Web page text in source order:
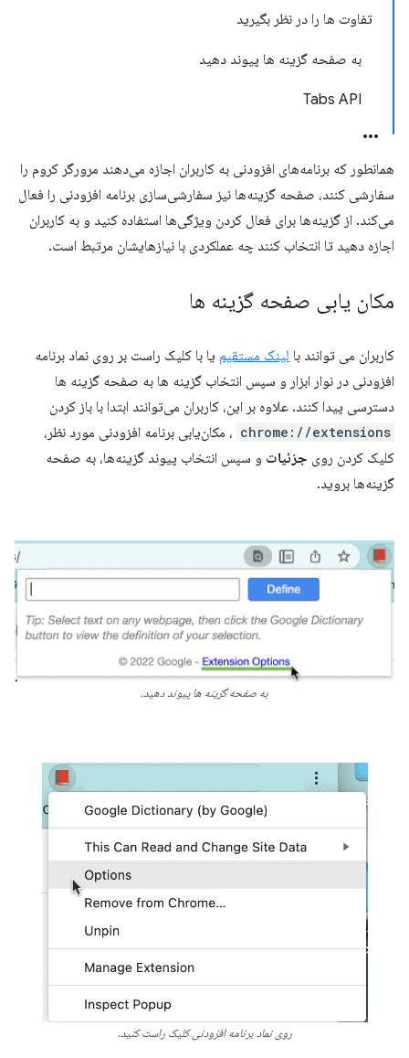
تفاوت ها را در نظر بگیرید
به صفحه گزینه ها پیوند دهید
Tabs API
همانطور که برنامه‌های افزودنی به کاربران اجازه می‌دهند مرورگر کروم را
سفارشی کنند، صفحه گزینه‌ها نیز سفارشی‌سازی برنامه افزودنی را فعال
می‌کند. از گزینه‌ها برای فعال کردن ویژگی‌ها استفاده کنید و به کاربران
اجازه دهید تا انتخاب کنند چه عملکردی با نیازهایشان مرتبط است.
مکان یابی صفحه گزینه ها
کاربران می توانند با لینک مستقیم یا با کلیک راست بر روی نماد برنامه
افزودنی در نوار ابزار و سپس انتخاب گزینه ها به صفحه گزینه ها
دسترسی پیدا کنند. علاوه بر این، کاربران می‌توانند ابتدا با باز کردن
chrome://extensions ، مکان‌یابی برنامه افزودنی مورد نظر،
کلیک کردن روی جزئیات و سپس انتخاب پیوند گزینه‌ها، به صفحه
گزینه‌ها بروید.
به صفحه گزینه ها پیوند دهید.
روی نماد برنامه افزودنی کلیک راست کنید.